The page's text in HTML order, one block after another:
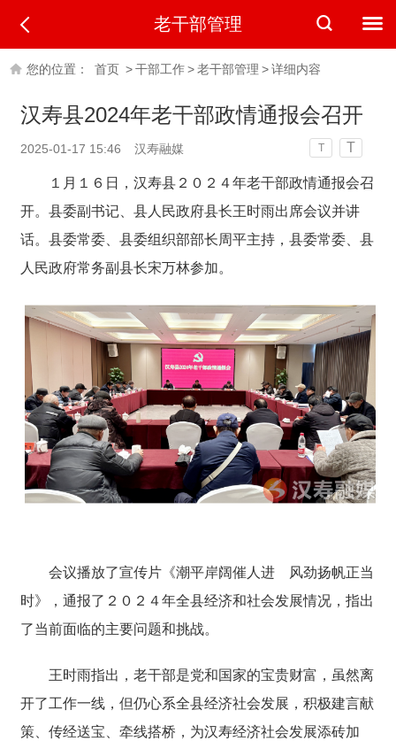
老干部管理
您的位置： 首页 >干部工作>老干部管理 >详细内容
汉寿县2024年老干部政情通报会召开
2025-01-17 15:46 汉寿融媒 T T
１月１６日，汉寿县２０２４年老干部政情通报会召
开。县委副书记、县人民政府县长王时雨出席会议并讲
话。县委常委、县委组织部部长周平主持，县委常委、县
人民政府常务副县长宋万林参加。
会议播放了宣传片《潮平岸阔催人进 风劲扬帆正当
时》，通报了２０２４年全县经济和社会发展情况，指出
了当前面临的主要问题和挑战。
王时雨指出，老干部是党和国家的宝贵财富，虽然离
开了工作一线，但仍心系全县经济社会发展，积极建言献
策、传经送宝、牵线搭桥，为汉寿经济社会发展添砖加